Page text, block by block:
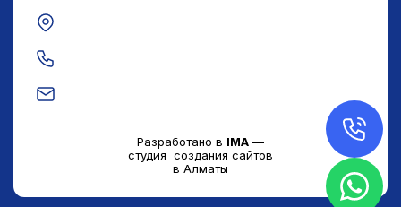
Разработано в IMA —
студия создания сайтов
в Алматы